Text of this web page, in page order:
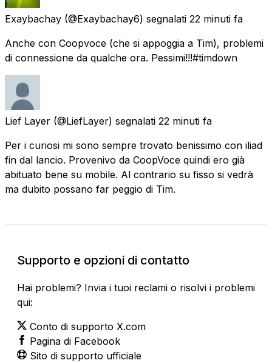
Exaybachay (@Exaybachay6) segnalati 22 minuti fa
Anche con Coopvoce (che si appoggia a Tim), problemi
di connessione da qualche ora. Pessimi!!!#timdown
Lief Layer (@LiefLayer) segnalati 22 minuti fa
Per i curiosi mi sono sempre trovato benissimo con iliad
fin dal lancio. Provenivo da CoopVoce quindi ero già
abituato bene su mobile. Al contrario su fisso si vedrà
ma dubito possano far peggio di Tim.
Supporto e opzioni di contatto
Hai problemi? Invia i tuoi reclami o risolvi i problemi
qui:
Conto di supporto X.com
Pagina di Facebook
Sito di supporto ufficiale